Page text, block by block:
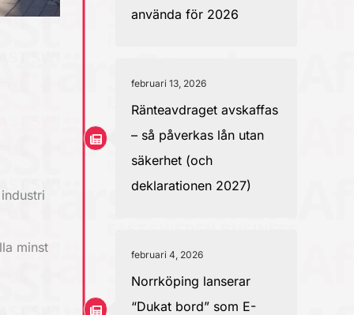
minst
använda för 2026
februari 13, 2026
Ränteavdraget avskaffas
– så påverkas lån utan
säkerhet (och
deklarationen 2027)
februari 4, 2026
Norrköping lanserar
“Dukat bord” som E-